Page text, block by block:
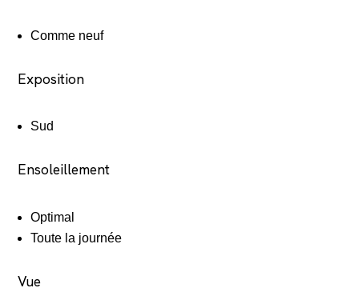
Comme neuf
Exposition
Sud
Ensoleillement
Optimal
Toute la journée
Vue